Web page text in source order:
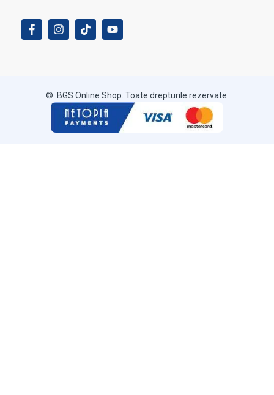
© BGS Online Shop. Toate drepturile rezervate.